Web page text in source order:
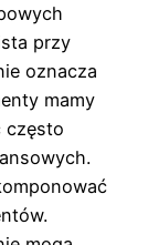
przy
oznacza
mamy
często